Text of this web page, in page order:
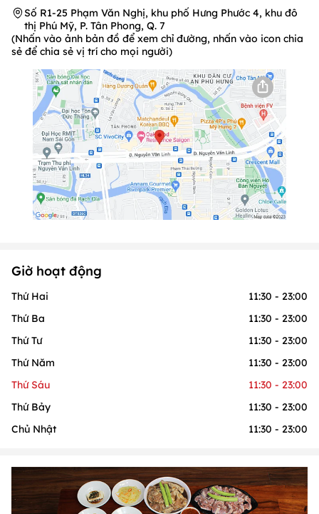
Số R1-25 Phạm Văn Nghị, khu phố Hưng Phước 4, khu đô
thị Phú Mỹ, P. Tân Phong, Q. 7
(Nhấn vào ảnh bản đồ để xem chỉ đường, nhấn vào icon chia
sẻ để chia sẻ vị trí cho mọi người)
Giờ hoạt động
Thứ Hai
11:30 - 23:00
Thứ Ba
11:30 - 23:00
Thứ Tư
11:30 - 23:00
Thứ Năm
11:30 - 23:00
Thứ Sáu
11:30 - 23:00
Thứ Bảy
11:30 - 23:00
Chủ Nhật
11:30 - 23:00